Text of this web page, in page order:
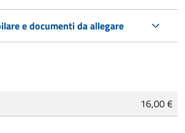
e documenti da allegare
16,00 €